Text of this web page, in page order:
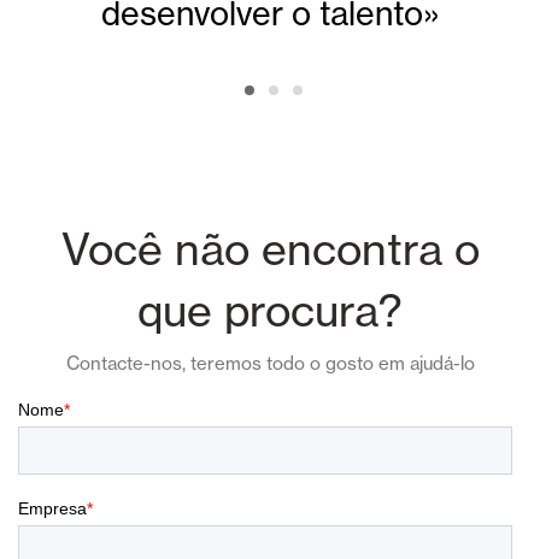
desenvolver o talento»
Você não encontra o
que procura?
Contacte-nos, teremos todo o gosto em ajudá-lo